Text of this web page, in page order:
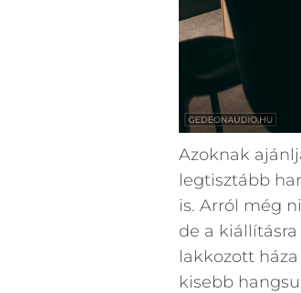
Azoknak
legtisztább
is. Arról még
de a
lakkozott
kisebb